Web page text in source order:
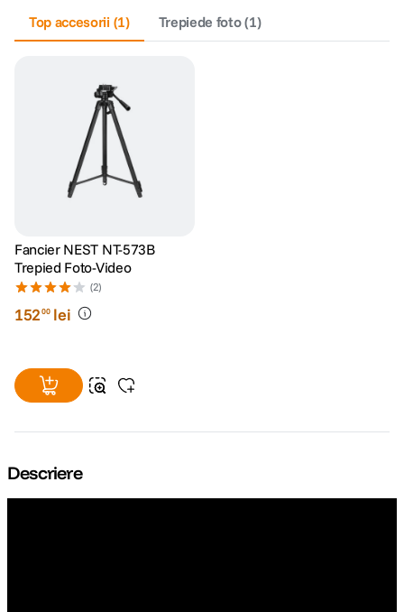
Top accesorii (1) Trepiede foto(1)
Fancier NEST NT-573B
Trepied Foto-Video
(2)
15200 lei
Descriere